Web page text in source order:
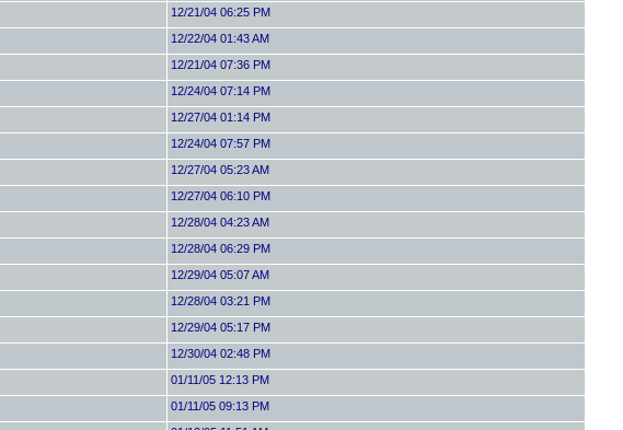
12/21/04 06:25 PM
12/22/04 01:43 AM
12/21/04 07:36 PM
12/24/04 07:14 PM
12/27/04 01:14 PM
12/24/04 07:57 PM
12/27/04 05:23 AM
12/27/04 06:10 PM
12/28/04 04:23 AM
12/28/04 06:29 PM
12/29/04 05:07 AM
12/28/04 03:21 PM
12/29/04 05:17 PM
12/30/04 02:48 PM
01/11/05 12:13 PM
01/11/05 09:13 PM